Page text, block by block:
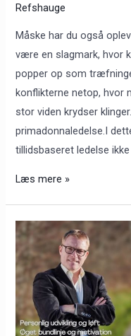
Refshauge
Måske har du også
være en slagmark, hvor
popper op som
konflikterne netop, hvor
stor viden krydser
primadonnaledelse.I
tillidsbaseret ledelse
konfliktløsning
Læs mere »
Ledelseskonsulenten:
temaer,
løsne
hårdknuder
og